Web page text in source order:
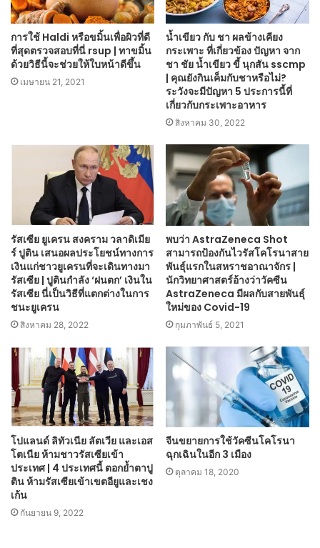
การใช้ Haldi หรือขมิ้นเพื่อผิวที่ดี
ที่สุดตรวจสอบที่นี่ rsup | ทาขมิ้น
ด้วยวิธีนี้จะช่วยให้ใบหน้าดีขึ้น
เมษายน 21, 2021
น้ำเขียว กับ ชา ผลข้างเคียง
กระเพาะ ที่เกี่ยวข้อง ปัญหา จาก
ชา ชัย น้ำเขียว ขี้ นุกสัน sscmp
| คุณยังกินเค็มกับชาหรือไม่?
ระวังจะมีปัญหา 5 ประการนี้ที่
เกี่ยวกับกระเพาะอาหาร
สิงหาคม 30, 2022
รัสเซีย ยูเครน สงคราม วลาดิเมีย
ร์ ปูติน เสนอผลประโยชน์ทางการ
เงินแก่ชาวยูเครนที่จะเดินทางมา
รัสเซีย | ปูตินกำลัง ‘ฝนตก’ เงินใน
รัสเซีย นี่เป็นวิธีที่แตกต่างในการ
ชนะยูเครน
สิงหาคม 28, 2022
พบว่า AstraZeneca Shot
สามารถป้องกันไวรัสโคโรนาสาย
พันธุ์แรกในสหราชอาณาจักร |
นักวิทยาศาสตร์อ้างว่าวัคซีน
AstraZeneca มีผลกับสายพันธุ์
ใหม่ของ Covid-19
กุมภาพันธ์ 5, 2021
โปแลนด์ ลิทัวเนีย ลัตเวีย และเอส
โตเนีย ห้ามชาวรัสเซียเข้า
ประเทศ | 4 ประเทศนี้ ตอกย้ำตาปู
ติน ห้ามรัสเซียเข้าเขตอียูและเชง
เก้น
กันยายน 9, 2022
จีนขยายการใช้วัคซีนโคโรนา
ฉุกเฉินในอีก 3 เมือง
ตุลาคม 18, 2020